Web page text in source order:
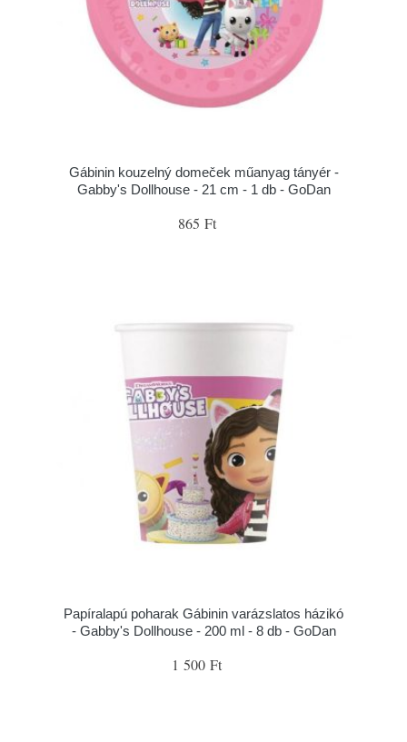
Gábinin kouzelný domeček műanyag tányér -
Gabby's Dollhouse - 21 cm - 1 db - GoDan
865 Ft
Papíralapú poharak Gábinin varázslatos házikó
- Gabby's Dollhouse - 200 ml - 8 db - GoDan
1 500 Ft